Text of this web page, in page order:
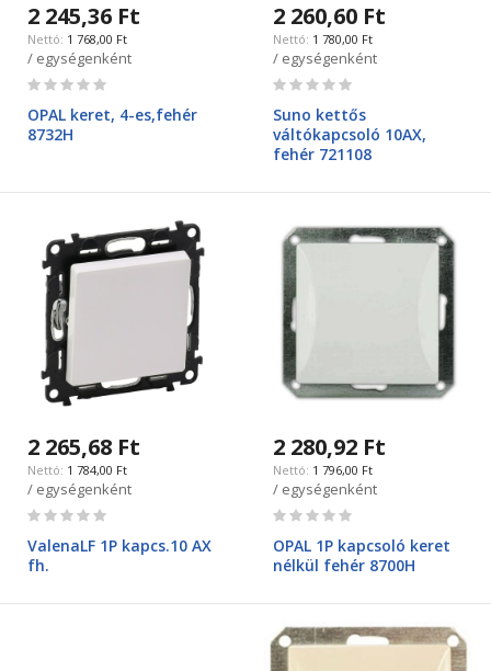
2 245,36 Ft
1 768,00 Ft
/ egységenként
Rating:
OPAL keret, 4-es,fehér
8732H
2 260,60 Ft
1 780,00 Ft
/ egységenként
Rating:
Suno kettős
váltókapcsoló 10AX,
fehér 721108
2 265,68 Ft
1 784,00 Ft
/ egységenként
Rating:
ValenaLF 1P kapcs.10 AX
fh.
2 280,92 Ft
1 796,00 Ft
/ egységenként
Rating:
OPAL 1P kapcsoló keret
nélkül fehér 8700H